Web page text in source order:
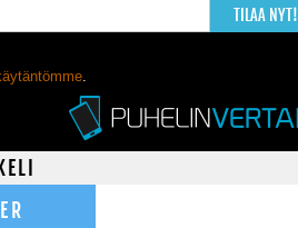
TILAA NYT!